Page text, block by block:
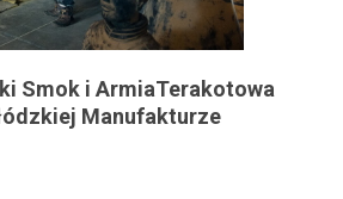
Smok i ArmiaTerakotowa
Manufakturze